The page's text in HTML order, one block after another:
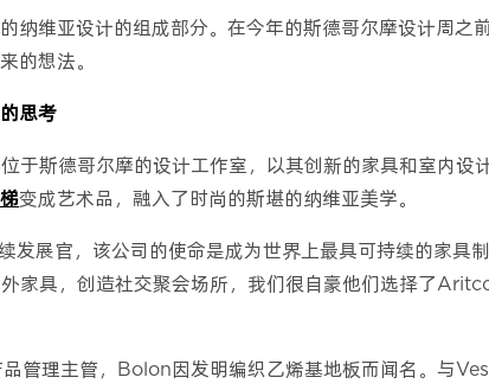
纳维亚设计的组成部分。在今年的斯德哥尔摩设计周之
的想法。
思考
于斯德哥尔摩的设计工作室，以其创新的家具和室内设
变成艺术品，融入了时尚的斯堪的纳维亚美学。
发展官，该公司的使命是成为世界上最具可持续的家具
家具，创造社交聚会场所，我们很自豪他们选择了
管理主管，Bolon因发明编织乙烯基地板而闻名。与